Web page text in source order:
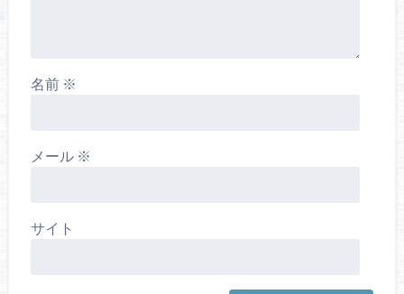
名前 ※
メール ※
サイト